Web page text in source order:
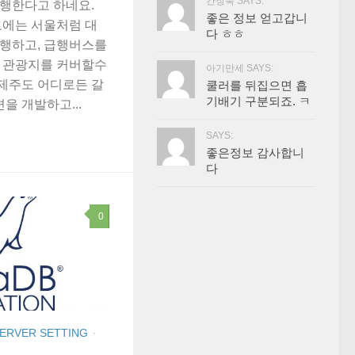
한다고 하네요.
는 서울처럼 대
하고, 급행버스를
광지를 커버할수
주도 어디로든 갈
을 개발하고...
0
SETTING ·
좋은 정보 얻고갑니
다 ㅎㅎ
아기만세 SAYS:
쿨러를 뒤집으면 흡
기배기 구분되죠. ㅋ
SAYS:
좋은정보 감사합니
다